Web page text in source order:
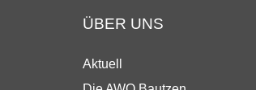
ÜBER UNS
Aktuell